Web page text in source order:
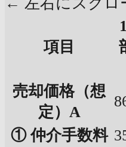
項目
売却価格（想
定）A
① 仲介手数料